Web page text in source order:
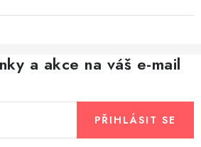
a akce na váš e-mail
PŘIHLÁSIT SE